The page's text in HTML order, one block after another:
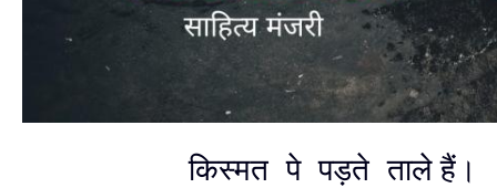
किस्मत पे पड़ते ताले हैं।